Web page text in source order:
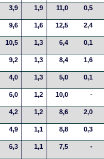
3,9 1,9 11,0 0,5
9,6 1,6 12,5 2,4
10,5 1,3 6,4 0,1
9,2 1,3 8,4 1,6
4,0 1,3 5,0 0,1
6,0 1,2 10,0 -
4,2 1,2 8,6 2,0
4,9 1,1 8,8 0,3
6,3 1,1 7,5 -